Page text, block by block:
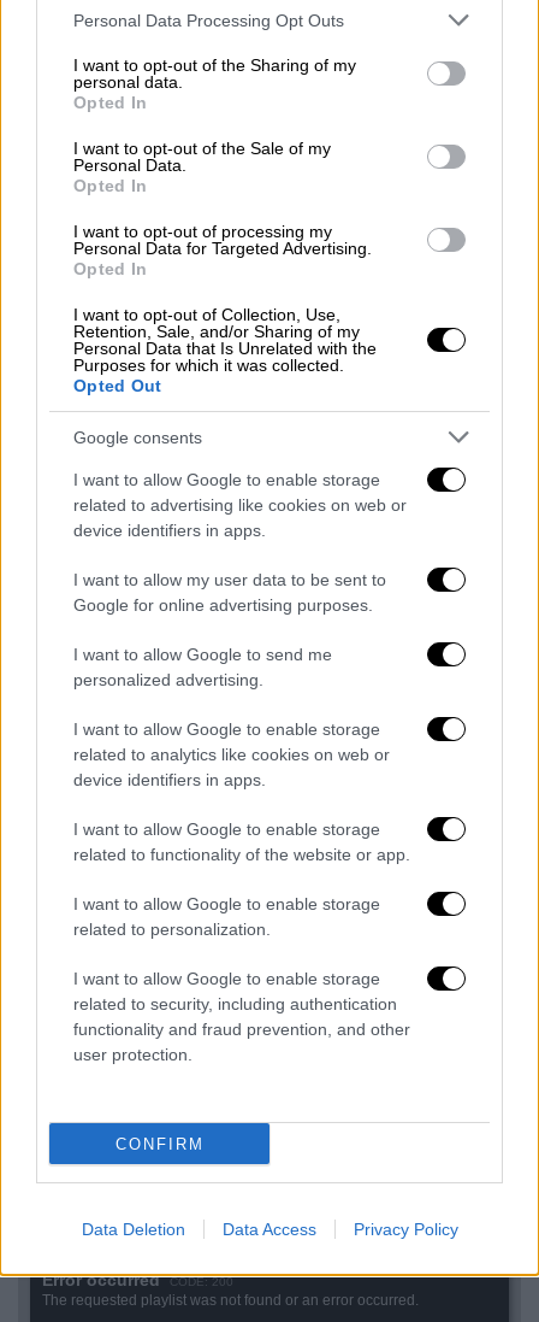
Please note that this website/app uses one or more Google
not limited to your visit or usage behaviour. You may click to
grant or deny consent to Google and its third-party tags to
use your data for below specified purposes in below Google
consent section.
Personal Data Processing Opt Outs
I want to opt-out of the Sharing of my
personal data.
Opted In
I want to opt-out of the Sale of my
Personal Data.
Opted In
I want to opt-out of processing my
Personal Data for Targeted Advertising.
Opted In
I want to opt-out of Collection, Use,
Retention, Sale, and/or Sharing of my
Personal Data that Is Unrelated with the
Purposes for which it was collected.
Opted Out
Google consents
I want to allow Google to enable storage
related to advertising like cookies on web or
device identifiers in apps.
I want to allow my user data to be sent to
Google for online advertising purposes.
I want to allow Google to send me
personalized advertising.
I want to allow Google to enable storage
related to analytics like cookies on web or
device identifiers in apps.
I want to allow Google to enable storage
related to functionality of the website or app.
I want to allow Google to enable storage
related to personalization.
I want to allow Google to enable storage
related to security, including authentication
functionality and fraud prevention, and other
user protection.
CONFIRM
Data Deletion Data Access Privacy Policy
και για τα υπερκείμενα της
υφαλοκρηπίδας ύδατα.
Σήμερα υπογράφηκε επίσης η
Κοινή
Δήλωση Ελλάδας-Ιταλίας για τους
αυτή, τα δυο κράτη εκφράζουν την
προσήλωσή τους στην ισόρροπη και
βιώσιμη διαχείριση των πόρων αυτών
και συμφωνούν να διεξαγάγουν
επιπτώσεων διαφόρων παραγόντων
στις υφιστάμενες πρακτικές των
αλιέων των δύο κρατών. (Βιώσιμη
διαχείριση)
Υπογράφηκε, τέλος, Κοινή
Γνωστοποίηση προς την Ε. Επιτροπή, με
την οποία τα δύο κράτη ζητούν την
μελλοντική τροποποίηση του
κανονισμού περί κοινής αλιευτικής
πολιτικής ώστε, όταν η Ελλάδα
αιγιαλίτιδα ζώνη της έως τα 12 ν.μ., να
διατηρηθεί η υπάρχουσα αλιευτική
δραστηριότητα των Ιταλών αλιέων στην
περιοχή μεταξύ 6-12 ν.μ.,η οποία σήμερα
αποτελεί διεθνή ύδατα
ιδιαίτερα η αυτονόητη σημασία της
αναφοράς στην Κοινή Γνωστοποίηση του
δικαιώματος επέκτασης παντού της
αιγιαλίτιδας ζώνης μας.
Τα υπάρχοντα δικαιώματα των Ιταλών
αλιέων περιγράφονται με σαφήνεια αλλά
πλέον περιοριστικά, τόσο ως προς τον
αριθμό των σκαφών όσο και ως προς τα
είδη που δύνανται να αλιεύσουν και
Έλληνες αλιείς.